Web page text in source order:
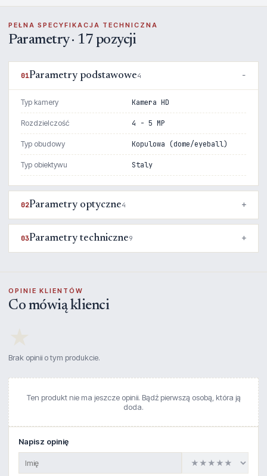
PEŁNA SPECYFIKACJA TECHNICZNA
Parametry · 17 pozycji
01Parametry podstawowe4
Typ kamery Kamera HD
Rozdzielczość 4 - 5 MP
Typ obudowy Kopulowa (dome/eyeball)
Typ obiektywu Staly
02Parametry optyczne4
03Parametry techniczne9
OPINIE KLIENTÓW
Co mówią klienci
Brak opinii o tym produkcie.
Ten produkt nie ma jeszcze opinii. Bądź pierwszą osobą, która ją
doda.
Napisz opinię